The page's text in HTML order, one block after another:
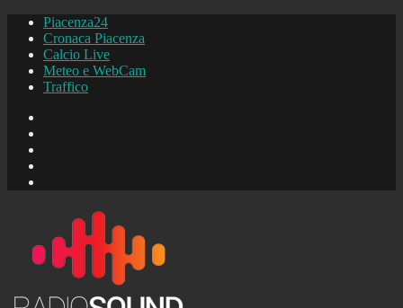
Piacenza24
Cronaca Piacenza
Calcio Live
Meteo e WebCam
Traffico